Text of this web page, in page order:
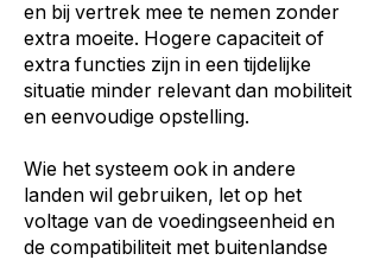
en bij vertrek mee te nemen zonder
extra moeite. Hogere capaciteit of
extra functies zijn in een tijdelijke
situatie minder relevant dan mobiliteit
en eenvoudige opstelling.
Wie het systeem ook in andere
landen wil gebruiken, let op het
voltage van de voedingseenheid en
de compatibiliteit met buitenlandse